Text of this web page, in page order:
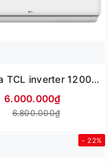
Điều hòa TCL inverter 12000btu 1 chiều TAC-12CSD/XAB1
6.000.000₫
6.800.000₫
- 22%